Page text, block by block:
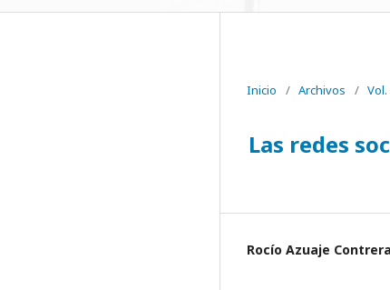
Inicio / Archivos / Vol.
Las redes
Rocío Azuaje